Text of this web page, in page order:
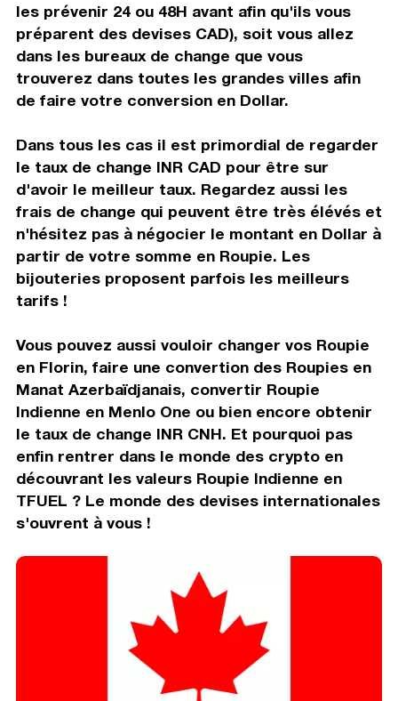
les prévenir 24 ou 48H avant afin qu'ils vous
préparent des devises CAD), soit vous allez
dans les bureaux de change que vous
trouverez dans toutes les grandes villes afin
de faire votre conversion en Dollar.
Dans tous les cas il est primordial de regarder
le taux de change INR CAD pour être sur
d'avoir le meilleur taux. Regardez aussi les
frais de change qui peuvent être très élévés et
n'hésitez pas à négocier le montant en Dollar à
partir de votre somme en Roupie. Les
bijouteries proposent parfois les meilleurs
tarifs !
Vous pouvez aussi vouloir changer vos Roupie
en Florin, faire une convertion des Roupies en
Manat Azerbaïdjanais, convertir Roupie
Indienne en Menlo One ou bien encore obtenir
le taux de change INR CNH. Et pourquoi pas
enfin rentrer dans le monde des crypto en
découvrant les valeurs Roupie Indienne en
TFUEL ? Le monde des devises internationales
s'ouvrent à vous !